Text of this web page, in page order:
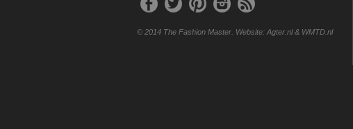
© 2014 The Fashion Master. Website: Agter.nl & WMTD.nl